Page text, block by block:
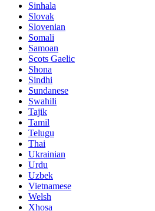
Sinhala
Slovak
Slovenian
Somali
Samoan
Scots Gaelic
Shona
Sindhi
Sundanese
Swahili
Tajik
Tamil
Telugu
Thai
Ukrainian
Urdu
Uzbek
Vietnamese
Welsh
Xhosa